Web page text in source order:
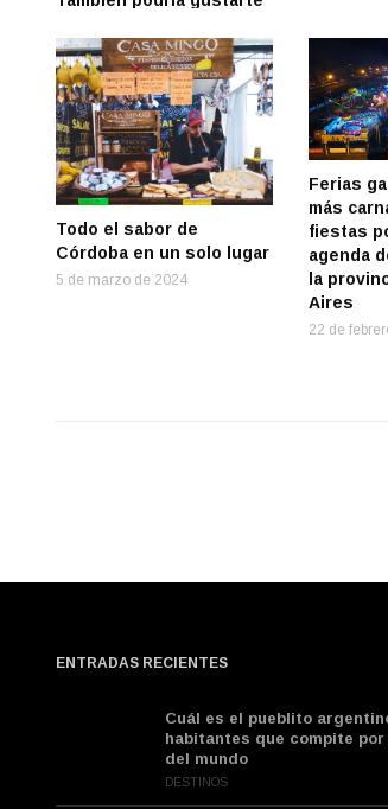
Todo el sabor de
Córdoba en un solo lugar
5 de marzo de 2024
Ferias
más
fiestas
agenda
la
Aires
22 de
ENTRADAS RECIENTES
Cuál es el pueblito
habitantes que compite
del mundo
DESTINOS